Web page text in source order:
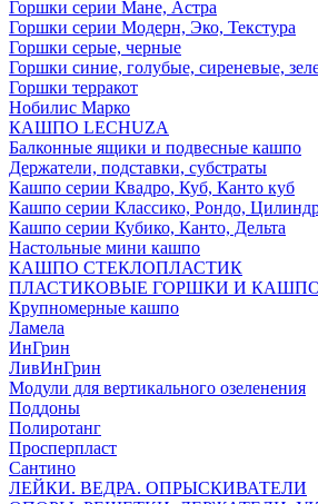
Горшки серии Мане, Астра
Горшки серии Модерн, Эко, Текстура
Горшки серые, черные
Горшки синие, голубые, сиреневые,
Горшки терракот
Нобилис Марко
КАШПО LECHUZA
Балконные ящики и подвесные кашпо
Держатели, подставки, субстраты
Кашпо серии Квадро, Куб, Канто куб
Кашпо серии Классико, Рондо,
Кашпо серии Кубико, Канто, Дельта
Настольные мини кашпо
КАШПО СТЕКЛОПЛАСТИК
ПЛАСТИКОВЫЕ ГОРШКИ И
Крупномерные кашпо
Ламела
ИнГрин
ЛивИнГрин
Модули для вертикального озеленения
Поддоны
Полиротанг
Просперпласт
Сантино
ЛЕЙКИ. ВЕДРА. ОПРЫСКИВАТЕЛИ